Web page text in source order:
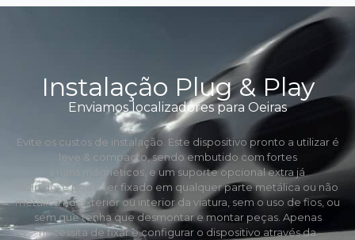
Instalação Plug & Play
Enviamos localizadores para Oeiras
Evite os custos de instalação. Este dispositivo pronto a utilizar é
leve & compacto, sendo embutido com fortes
ímans mágneticos, e um suporte opcional extra já
incluído, e pode ser fixado em qualquer parte metálica ou não
metálica no exterior ou interior da viatura, sem o uso de fios, ou
sem que tenha que desmontar e montar peças. Apenas
necessita de fixar e configurar o dispositivo através da